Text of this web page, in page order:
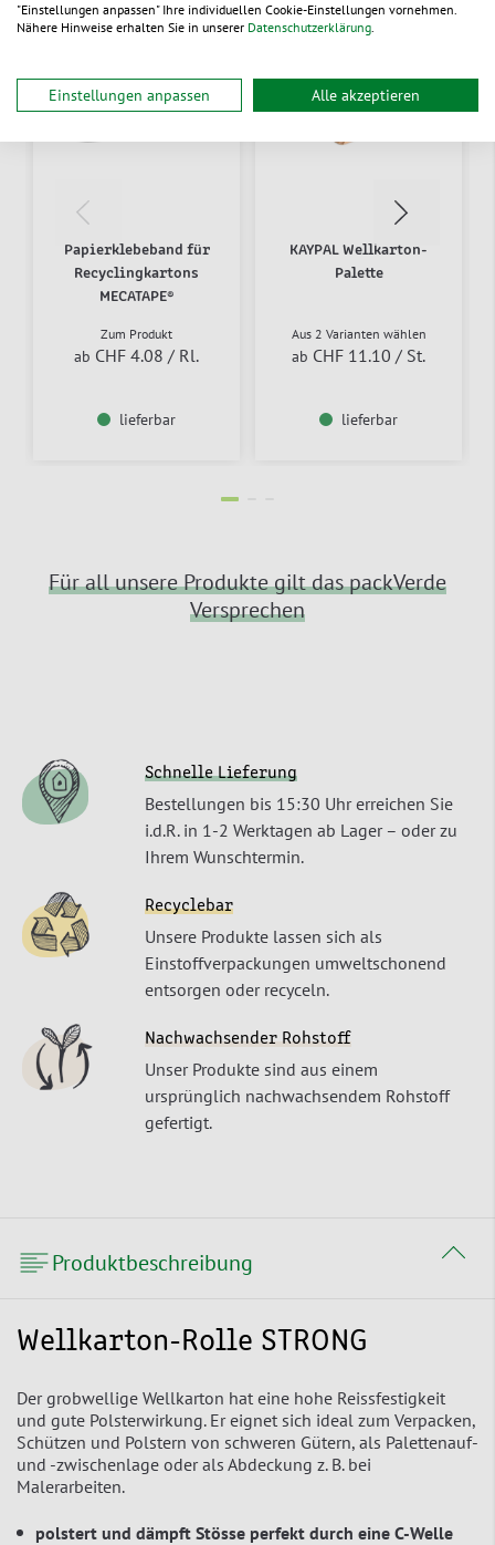
neu
Papierklebeband für
Recyclingkartons
MECATAPE®
Zum Produkt
ab CHF 4.08 / Rl.
lieferbar
KAYPAL Wellkarton-
Palette
Aus 2 Varianten wählen
ab CHF 11.10 / St.
lieferbar
Für all unsere Produkte gilt das packVerde
Versprechen
Schnelle Lieferung
Bestellungen bis 15:30 Uhr erreichen Sie
i.d.R. in 1-2 Werktagen ab Lager – oder zu
Ihrem Wunschtermin.
Recyclebar
Unsere Produkte lassen sich als
Einstoffverpackungen umweltschonend
entsorgen oder recyceln.
Nachwachsender Rohstoff
Unser Produkte sind aus einem
ursprünglich nachwachsendem Rohstoff
gefertigt.
Produktbeschreibung
Wellkarton-Rolle STRONG
Der grobwellige Wellkarton hat eine hohe Reissfestigkeit
und gute Polsterwirkung. Er eignet sich ideal zum Verpacken,
Schützen und Polstern von schweren Gütern, als Palettenauf-
und -zwischenlage oder als Abdeckung z. B. bei
Malerarbeiten.
polstert und dämpft Stösse perfekt durch eine C-Welle
"Einstellungen anpassen" Ihre individuellen Cookie-Einstellungen vornehmen.
Nähere Hinweise erhalten Sie in unserer Datenschutzerklärung.
Einstellungen anpassen Alle akzeptieren